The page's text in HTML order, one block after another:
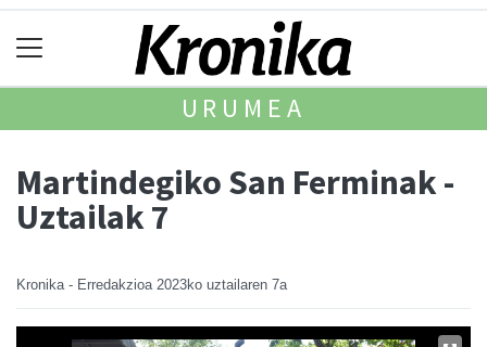
URUMEA
Martindegiko San Ferminak -
Uztailak 7
Kronika - Erredakzioa 2023ko uztailaren 7a